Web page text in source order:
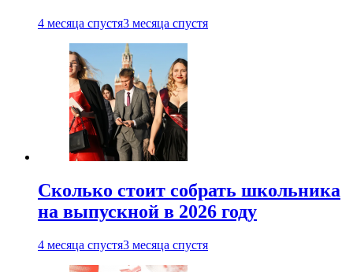
4 месяца спустя3 месяца спустя
Сколько стоит собрать школьника
на выпускной в 2026 году
4 месяца спустя3 месяца спустя